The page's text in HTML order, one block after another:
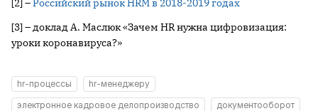
[2] –Российский рынок HRM в 2018-2019 годах
[3] – доклад А. Маслюк «Зачем HR нужна цифровизация:
уроки коронавируса?»
hr-процессы
hr-менеджеру
электронное кадровое делопроизводство
документооборот